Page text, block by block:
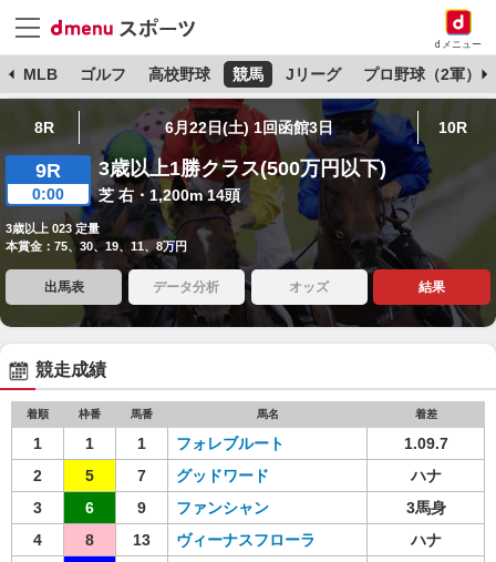
dメニュー
MLB ゴルフ 高校野球 競馬 Jリーグ プロ野球（2軍）
8R 6月22日(土) 1回函館3日 10R
9R
0:00
3歳以上1勝クラス(500万円以下)
芝 右・1,200m 14頭
3歳以上 023 定量
本賞金：75、30、19、11、8万円
出馬表 データ分析 オッズ 結果
競走成績
着順 枠番 馬番 馬名 着差
1 1 1 フォレブルート
1.09.7
2
5 7 グッドワード
ハナ
3
6 9 ファンシャン
3馬身
4
8 13 ヴィーナスフローラ
ハナ